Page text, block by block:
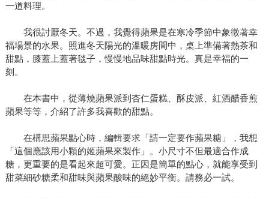
一道料理。
我很討厭冬天。不過，我覺得蘋果是在寒冷季節中象徵著幸
福場景的水果。照進冬天陽光的溫暖房間中，桌上準備著熱茶和
甜點，膝蓋上蓋著毯子，慢慢地品味甜點時光。真是幸福的一
刻。
在本書中，從薄燒蘋果派到杏仁蛋糕、酥皮派、紅酒醋香煎
蘋果等等，介紹了許多我喜歡的甜點。
在構思蘋果點心時，編輯要求「請一定要作蘋果糖」，我想
「這個應該用小顆的姬蘋果來製作」。小尺寸不但最適合作成
糖，更重要的是看起來超可愛。正因是簡單的點心，就能享受到
甜菜細砂糖柔和甜味與蘋果酸味的絕妙平衡。請務必一試。